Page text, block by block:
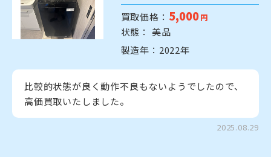
買取価格： 5,000 円
状態： 美品
製造年：2022年
比較的状態が良く動作不良もないようでしたので、
高価買取いたしました。
2025.08.29